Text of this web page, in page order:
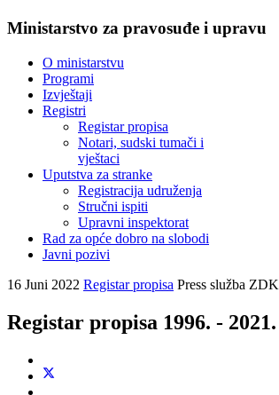
Ministarstvo za pravosuđe i upravu
O ministarstvu
Programi
Izvještaji
Registri
Registar propisa
Notari, sudski tumači i
vještaci
Uputstva za stranke
Registracija udruženja
Stručni ispiti
Upravni inspektorat
Rad za opće dobro na slobodi
Javni pozivi
16 Juni 2022 Registar propisa Press služba ZDK
Registar propisa 1996. - 2021.